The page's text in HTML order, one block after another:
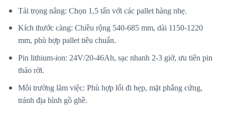
Tải trọng nâng: Chọn 1,5 tấn với các pallet hàng nhẹ.
Kích thước càng: Chiều rộng 540-685 mm, dài 1150-1220
mm, phù hợp pallet tiêu chuẩn.
Pin lithium-ion: 24V/20-46Ah, sạc nhanh 2-3 giờ, ưu tiên pin
tháo rời.
Môi trường làm việc: Phù hợp lối đi hẹp, mặt phẳng cứng,
tránh địa hình gồ ghề.